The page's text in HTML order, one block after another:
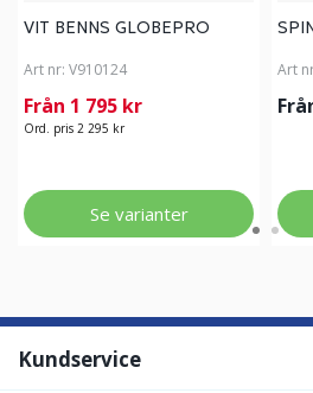
VIT BENNS GLOBEPRO
Art nr: V910124
Från 1 795 kr
Ord. pris 2 295 kr
Se varianter
Art
Kundservice